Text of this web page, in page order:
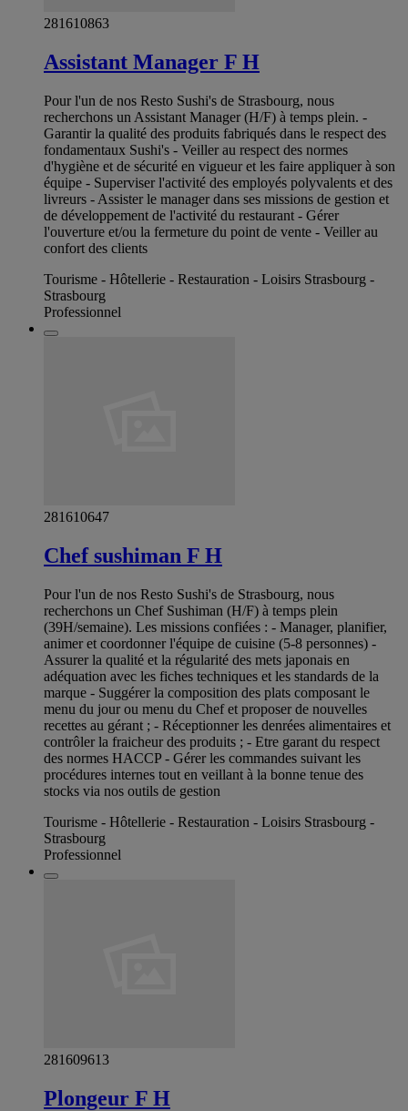
281610863
Assistant Manager F H
Pour l'un de nos Resto Sushi's de Strasbourg, nous
recherchons un Assistant Manager (H/F) à temps plein. -
Garantir la qualité des produits fabriqués dans le respect des
fondamentaux Sushi's - Veiller au respect des normes
d'hygiène et de sécurité en vigueur et les faire appliquer à son
équipe - Superviser l'activité des employés polyvalents et des
livreurs - Assister le manager dans ses missions de gestion et
de développement de l'activité du restaurant - Gérer
l'ouverture et/ou la fermeture du point de vente - Veiller au
confort des clients
Tourisme - Hôtellerie - Restauration - Loisirs Strasbourg -
Strasbourg
Professionnel
281610647
Chef sushiman F H
Pour l'un de nos Resto Sushi's de Strasbourg, nous
recherchons un Chef Sushiman (H/F) à temps plein
(39H/semaine). Les missions confiées : - Manager, planifier,
animer et coordonner l'équipe de cuisine (5-8 personnes) -
Assurer la qualité et la régularité des mets japonais en
adéquation avec les fiches techniques et les standards de la
marque - Suggérer la composition des plats composant le
menu du jour ou menu du Chef et proposer de nouvelles
recettes au gérant ; - Réceptionner les denrées alimentaires et
contrôler la fraicheur des produits ; - Etre garant du respect
des normes HACCP - Gérer les commandes suivant les
procédures internes tout en veillant à la bonne tenue des
stocks via nos outils de gestion
Tourisme - Hôtellerie - Restauration - Loisirs Strasbourg -
Strasbourg
Professionnel
281609613
Plongeur F H